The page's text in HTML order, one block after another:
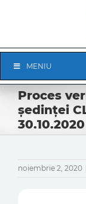
Navigation
MENIU
Proces
ședinței
30.10.2020
noiembrie 2, 2020